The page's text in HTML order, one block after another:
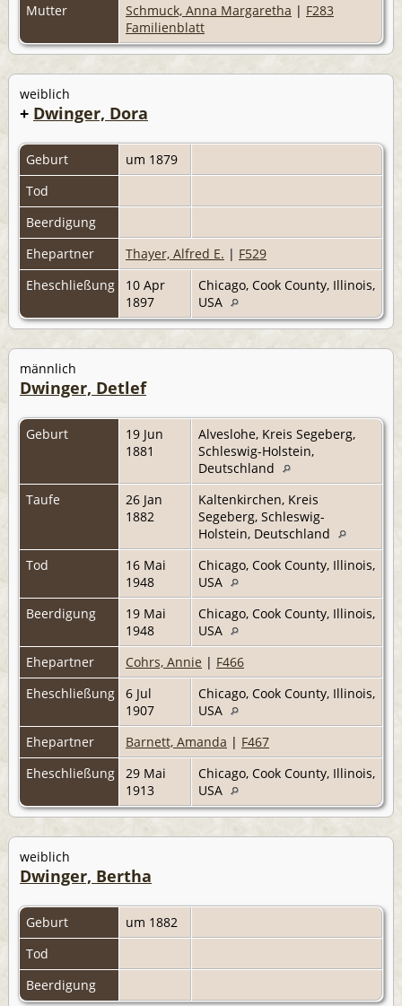
Mutter
Schmuck, Anna Margaretha | F283
Familienblatt
weiblich
+ Dwinger, Dora
Geburt
um 1879
Tod
Beerdigung
Ehepartner
Thayer, Alfred E. | F529
Eheschließung
10 Apr
1897
Chicago, Cook County, Illinois,
USA
männlich
Dwinger, Detlef
Geburt
19 Jun
1881
Alveslohe, Kreis Segeberg,
Schleswig-Holstein,
Deutschland
Taufe
26 Jan
1882
Kaltenkirchen, Kreis
Segeberg, Schleswig-
Holstein, Deutschland
Tod
16 Mai
1948
Chicago, Cook County, Illinois,
USA
Beerdigung
19 Mai
1948
Chicago, Cook County, Illinois,
USA
Ehepartner
Cohrs, Annie | F466
Eheschließung
6 Jul
1907
Chicago, Cook County, Illinois,
USA
Ehepartner
Barnett, Amanda | F467
Eheschließung
29 Mai
1913
Chicago, Cook County, Illinois,
USA
weiblich
Dwinger, Bertha
Geburt
um 1882
Tod
Beerdigung